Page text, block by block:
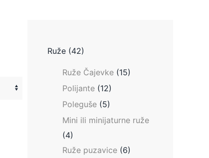
Ruže (42)
Ruže Čajevke (15)
Polijante (12)
Poleguše (5)
Mini ili minijaturne ruže
(4)
Ruže puzavice (6)